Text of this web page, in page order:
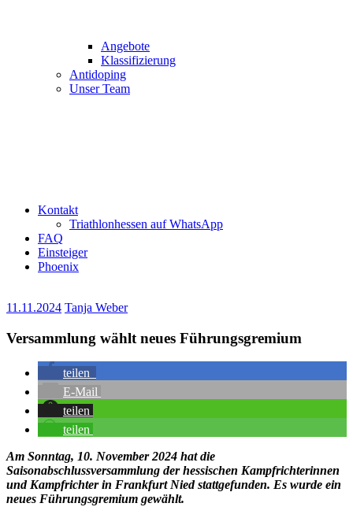
Angebote
Klassifizierung
Antidoping
Unser Team
Kontakt
Triathlonhessen auf WhatsApp
FAQ
Einsteiger
Phoenix
11.11.2024 Tanja Weber
Versammlung wählt neues Führungsgremium
teilen
E-Mail
teilen
teilen
Am Sonntag, 10. November 2024 hat die
Saisonabschlussversammlung der hessischen Kampfrichterinnen
und Kampfrichter in Frankfurt Nied stattgefunden. Es wurde ein
neues Führungsgremium gewählt.